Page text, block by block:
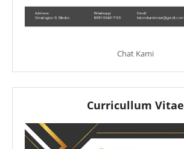
Chat Kami
Curricullum Vitae